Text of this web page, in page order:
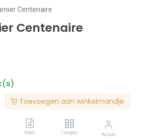
Toevoegen aan winkelmandje
Orders Category Account
Centenaire
Centenaire
Bestel nu